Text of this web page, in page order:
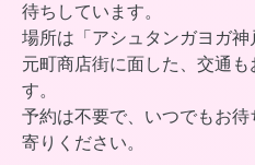
待ちしています。
場所は「アシュタンガヨガ神
元町商店街に面した、交通
す。
予約は不要で、いつでもお
寄りください。